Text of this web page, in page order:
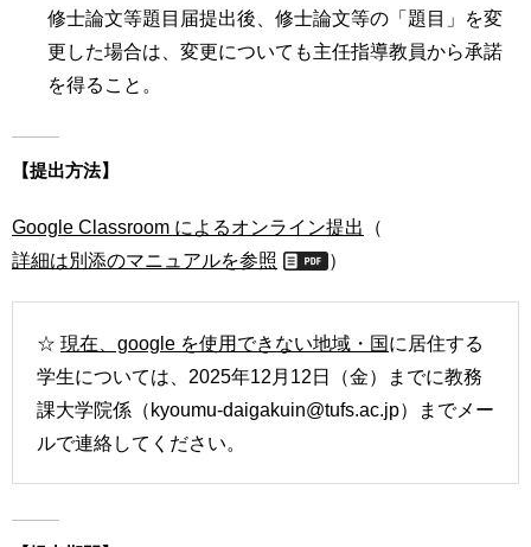
修士論文等題目届提出後、修士論文等の「題目」を変
更した場合は、変更についても主任指導教員から承諾
を得ること。
【提出方法】
Google Classroom によるオンライン提出 （
詳細は別添のマニュアルを参照
）
☆ 現在、google を使用できない地域・国に居住する
学生については、2025年12月12日（金）までに教務
課大学院係（kyoumu-daigakuin@tufs.ac.jp）までメー
ルで連絡してください。